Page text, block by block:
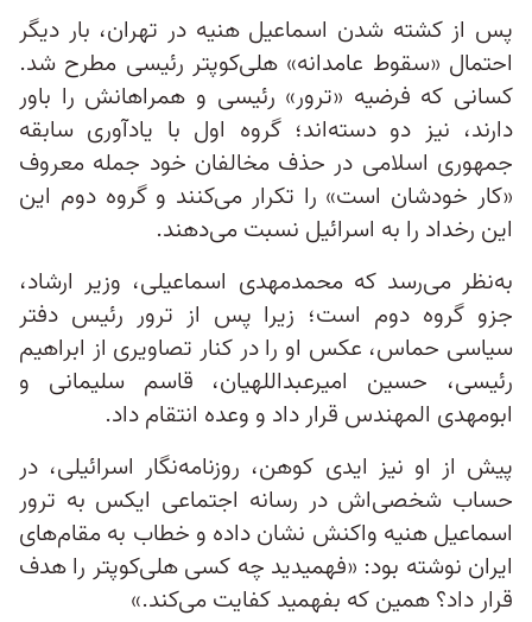
پس از کشته شدن اسماعیل هنیه در تهران، بار دیگر
احتمال «سقوط عامدانه» هلی‌کوپتر رئیسی مطرح شد.
کسانی که فرضیه «ترور» رئیسی و همراهانش را باور
دارند، نیز دو دسته‌اند؛ گروه اول با یادآوری سابقه
جمهوری اسلامی در حذف مخالفان خود جمله معروف
«کار خودشان است» را تکرار می‌کنند و گروه دوم این
این رخداد را به اسرائیل نسبت می‌دهند.
به‌نظر می‌رسد که محمدمهدی اسماعیلی، وزیر ارشاد،
جزو گروه دوم است؛ زیرا پس از ترور رئیس دفتر
سیاسی حماس، عکس او را در کنار تصاویری از ابراهیم
رئیسی، حسین امیرعبداللهیان، قاسم سلیمانی و
ابومهدی المهندس قرار داد و وعده انتقام داد.
پیش از او نیز ایدی کوهن، روزنامه‌نگار اسرائیلی، در
حساب شخصی‌اش در رسانه اجتماعی ایکس به ترور
اسماعیل هنیه واکنش نشان داده و خطاب به مقام‌های
ایران نوشته بود: «فهمیدید چه کسی هلی‌کوپتر را هدف
قرار داد؟ همین که بفهمید کفایت می‌کند.»